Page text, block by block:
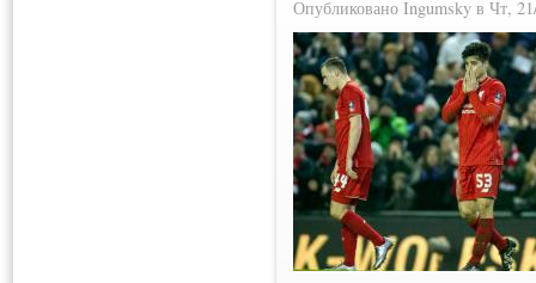
Опубликовано Ingumsky в Чт,